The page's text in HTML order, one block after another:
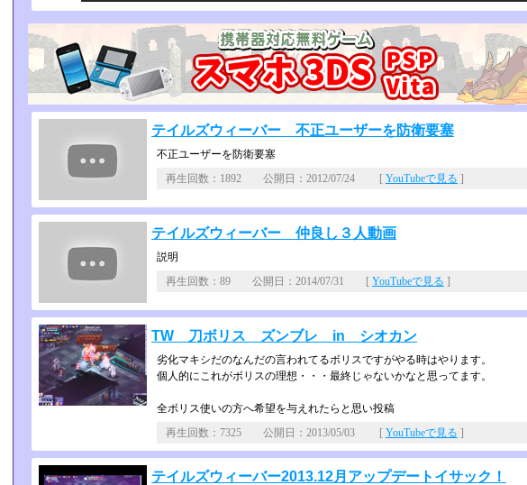
テイルズウィーバー 不正ユーザーを防衛要塞
不正ユーザーを防衛要塞
再生回数：1892 公開日：2012/07/24 [ YouTubeで見る ]
テイルズウィーバー 仲良し３人動画
説明
再生回数：89 公開日：2014/07/31 [ YouTubeで見る ]
TW 刀ボリス ズンブレ in シオカン
劣化マキシだのなんだの言われてるボリスですがやる時はやります。
個人的にこれがボリスの理想・・・最終じゃないかなと思ってます。
全ボリス使いの方へ希望を与えれたらと思い投稿
再生回数：7325 公開日：2013/05/03 [ YouTubeで見る ]
テイルズウィーバー2013.12月アップデートイサック！